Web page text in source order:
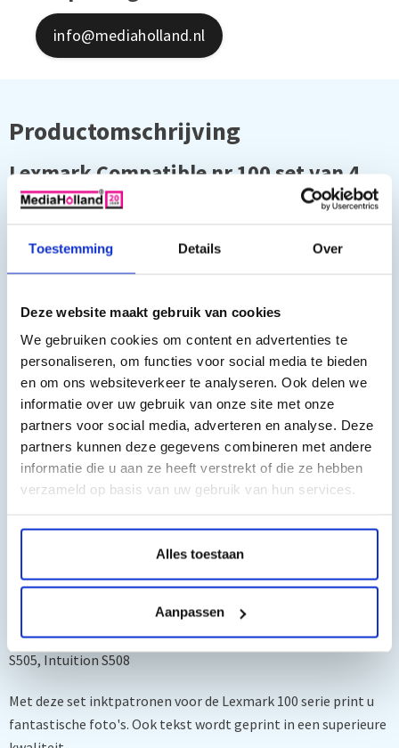
Toestemming Details Over
Deze website maakt gebruik van cookies
We gebruiken cookies om content en advertenties te
personaliseren, om functies voor social media te bieden
en om ons websiteverkeer te analyseren. Ook delen we
informatie over uw gebruik van onze site met onze
partners voor social media, adverteren en analyse. Deze
partners kunnen deze gegevens combineren met andere
informatie die u aan ze heeft verstrekt of die ze hebben
verzameld op basis van uw gebruik van hun services.
Alles toestaan
Aanpassen
info@mediaholland.nl
Productomschrijving
Lexmark Compatible nr.100 set van 4
stuks.
volgt:
Kleur 12 ml
O.a. geschikt voor:
LEXMARK PRO Serie:
Pinnacle Pro 901, Platinum Pro 902, Platinum Pro 905,
Prestige Pro 802, Prestige Pro 805, Prevail Pro 702, Prevail Pro
705, Prevail Pro 706, Prevail Pro 708, Prospect Pro 202,
Genesis S816, Impact S301, Impact S302, Impact S305, Impact
S308, Interact S602, Interact S605, Interact S608, Interpret
S402, Interpret S405, Interpret S408, Intuition S502, Intuition
S505, Intuition S508
Met deze set inktpatronen voor de Lexmark 100 serie print u
fantastische foto's. Ook tekst wordt geprint in een superieure